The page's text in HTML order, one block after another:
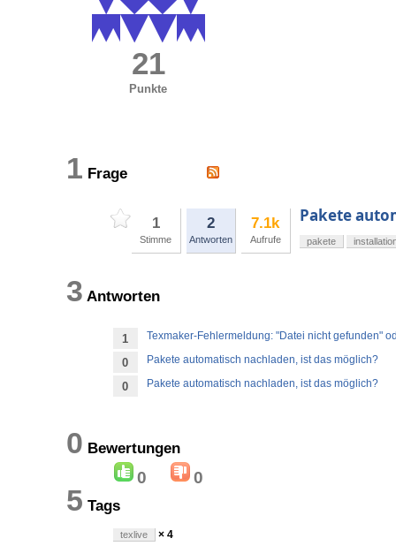
21
Punkte
1 Frage
1
Stimme
2
Antworten
7.1k
Aufrufe
Pakete
pakete
3 Antworten
1 Texmaker-Fehlermeldung: "Datei nicht gefunden"
0 Pakete automatisch nachladen, ist das möglich?
0 Pakete automatisch nachladen, ist das möglich?
0 Bewertungen
0 0
5 Tags
texlive × 4